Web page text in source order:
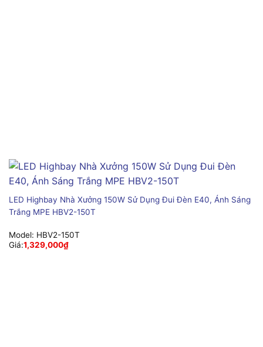
LED Highbay Nhà Xưởng 150W Sử Dụng Đui Đèn E40, Ánh Sáng
Trắng MPE HBV2-150T
Model: HBV2-150T
Giá:1,329,000₫